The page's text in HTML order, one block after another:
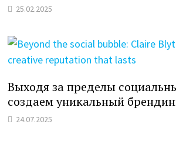
25.02.2025
Выходя за пределы
создаем уникальный
24.07.2025